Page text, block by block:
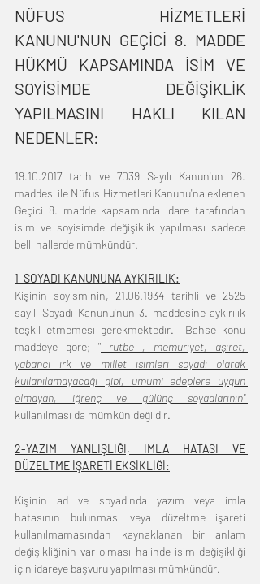
NÜFUS HİZMETLERİ
KANUNU'NUN GEÇİCİ 8. MADDE
HÜKMÜ KAPSAMINDA İSİM VE
SOYİSİMDE DEĞİŞİKLİK
YAPILMASINI HAKLI KILAN
NEDENLER:
19.10.2017 tarih ve 7039 Sayılı Kanun'un 26.
maddesi ile Nüfus Hizmetleri Kanunu'na eklenen
Geçici 8. madde kapsamında idare tarafından
isim ve soyisimde değişiklik yapılması sadece
belli hallerde mümkündür.
1-SOYADI KANUNUNA AYKIRILIK:
Kişinin soyisminin, 21.06.1934 tarihli ve 2525
sayılı Soyadı Kanunu'nun 3. maddesine aykırılık
teşkil etmemesi gerekmektedir.  Bahse konu
maddeye göre; " rütbe , memuriyet, aşiret,
yabancı ırk ve millet isimleri soyadı olarak
kullanılamayacağı gibi, umumi edeplere uygun
olmayan, iğrenç ve gülünç soyadlarının"
kullanılması da mümkün değildir.
2-YAZIM YANLIŞLIĞI, İMLA HATASI VE
DÜZELTME İŞARETİ EKSİKLİĞİ:
Kişinin ad ve soyadında yazım veya imla
hatasının bulunması veya düzeltme işareti
kullanılmamasından kaynaklanan bir anlam
değişikliğinin var olması halinde isim değişikliği
için idareye başvuru yapılması mümkündür.